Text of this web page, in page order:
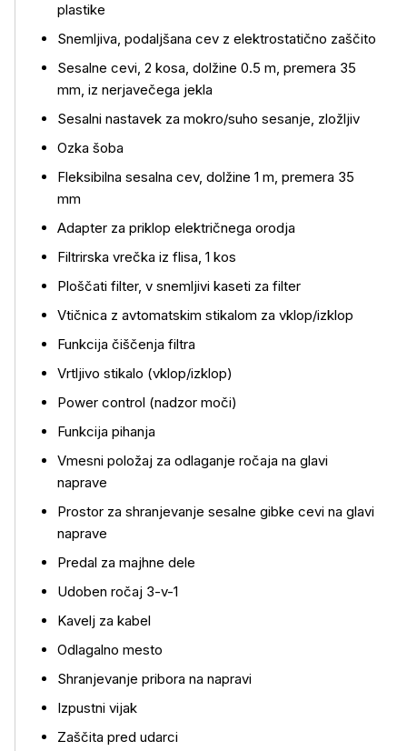
plastike
Snemljiva, podaljšana cev z elektrostatično zaščito
Sesalne cevi, 2 kosa, dolžine 0.5 m, premera 35
mm, iz nerjavečega jekla
Sesalni nastavek za mokro/suho sesanje, zložljiv
Ozka šoba
Fleksibilna sesalna cev, dolžine 1 m, premera 35
mm
Adapter za priklop električnega orodja
Filtrirska vrečka iz flisa, 1 kos
Ploščati filter, v snemljivi kaseti za filter
Vtičnica z avtomatskim stikalom za vklop/izklop
Funkcija čiščenja filtra
Vrtljivo stikalo (vklop/izklop)
Power control (nadzor moči)
Funkcija pihanja
Vmesni položaj za odlaganje ročaja na glavi
naprave
Prostor za shranjevanje sesalne gibke cevi na glavi
naprave
Predal za majhne dele
Udoben ročaj 3-v-1
Kavelj za kabel
Odlagalno mesto
Shranjevanje pribora na napravi
Izpustni vijak
Zaščita pred udarci